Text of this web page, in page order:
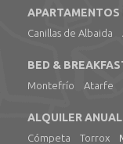
APARTAMENTOS
Canillas de Albaida
BED &
Montefrío
Atarfe
ALQUILER ANUAL
Cómpeta
Torrox